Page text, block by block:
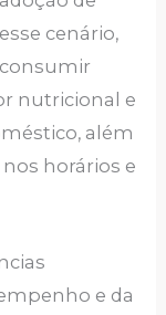
cenário,
nutricional e
além
horários e
e da